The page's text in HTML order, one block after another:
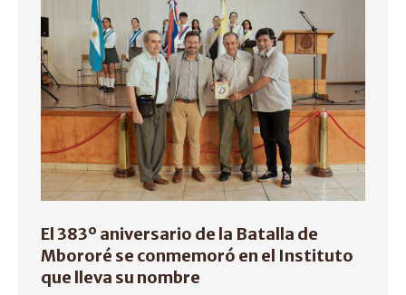
El 383º aniversario de la Batalla de
Mbororé se conmemoró en el Instituto
que lleva su nombre